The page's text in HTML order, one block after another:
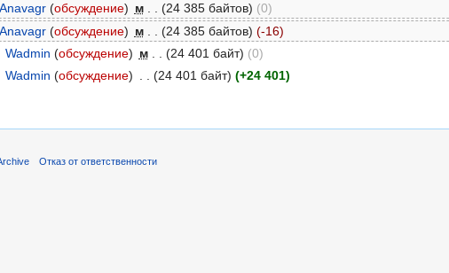
Anavagr (обсуждение) м (24 385 байтов) (0)
Anavagr (обсуждение) м (24 385 байтов) (-16)
Wadmin (обсуждение) м (24 401 байт) (0)
Wadmin (обсуждение) . . (24 401 байт) (+24 401)
Отказ от ответственности